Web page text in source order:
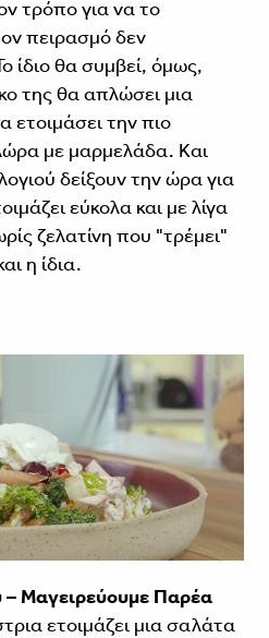
τρόπο για να το
πειρασμό δεν
ίδιο θα συμβεί, όμως,
της θα απλώσει μια
ετοιμάσει την πιο
με μαρμελάδα. Και
δείξουν την ώρα για
εύκολα και με λίγα
ζελατίνη που "τρέμει"
η ίδια.
Μαγειρεύουμε Παρέα
ετοιμάζει μια σαλάτα